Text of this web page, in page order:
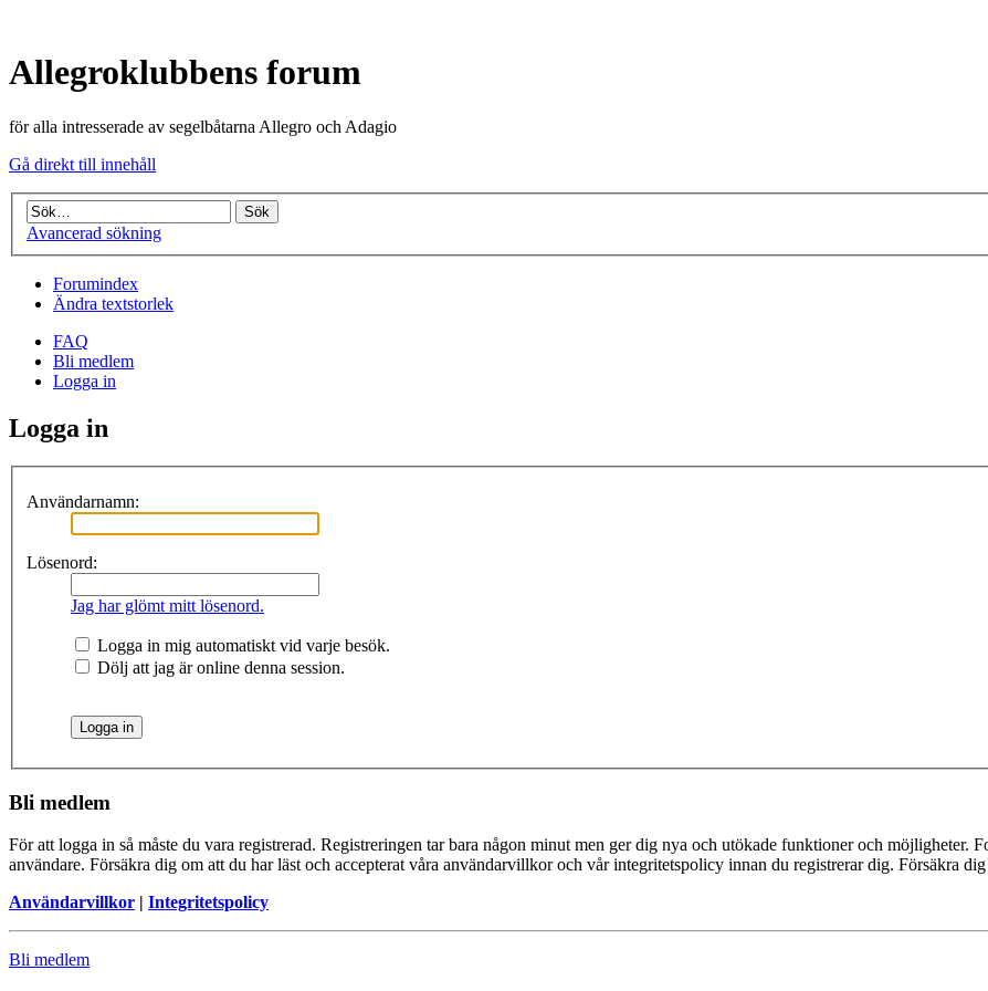
Allegroklubbens forum
för alla intresserade av segelbåtarna Allegro och Adagio
Gå direkt till innehåll
Avancerad sökning
Forumindex
Ändra textstorlek
FAQ
Bli medlem
Logga in
Logga in
Användarnamn:
Lösenord:
Jag har glömt mitt lösenord.
Logga in mig automatiskt vid varje besök.
Dölj att jag är online denna session.
Bli medlem
För att logga in så måste du vara registrerad. Registreringen tar bara någon minut men ger dig nya och utökade funktioner och möjligheter.
användare. Försäkra dig om att du har läst och accepterat våra användarvillkor och vår integritetspolicy innan du registrerar dig. Försäkra
Användarvillkor | Integritetspolicy
Bli medlem